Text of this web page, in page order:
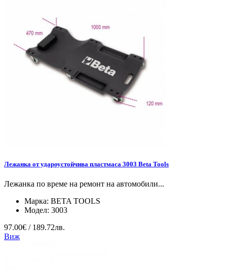
Лежанка от удароустойчива пластмаса 3003 Beta Tools
Лежанка по време на ремонт на автомобили...
Марка: BETA TOOLS
Модел: 3003
97.00€ / 189.72лв.
Виж